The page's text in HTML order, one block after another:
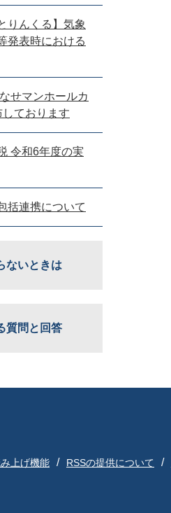
りんくる】気象
発表時における
せマンホールカ
ております
令和6年度の実
括連携について
ないときは
質問と回答
上げ機能 RSSの提供について